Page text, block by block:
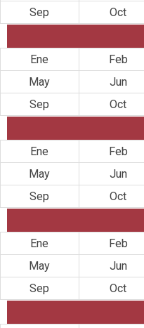
Sep
Oct
Ene
Feb
May
Jun
Sep
Oct
Ene
Feb
May
Jun
Sep
Oct
Ene
Feb
May
Jun
Sep
Oct